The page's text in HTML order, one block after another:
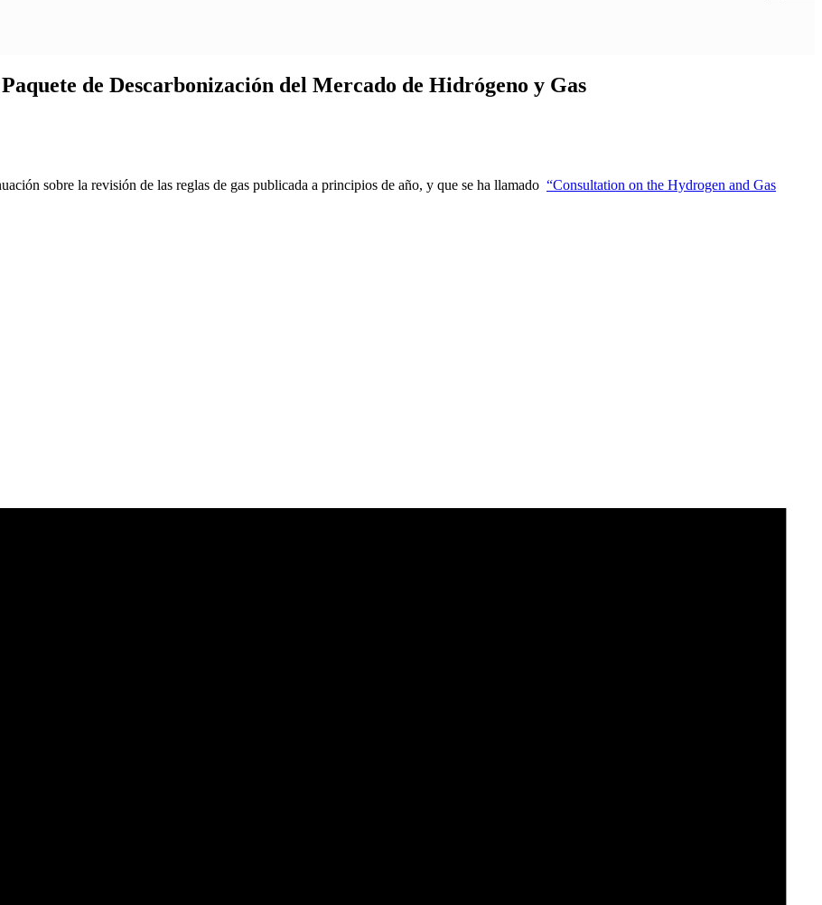
de Descarbonización del Mercado de Hidrógeno y Gas
sobre la revisión de las reglas de gas publicada a principios de año, y que se ha llamado “Consultation on the Hydrogen and Gas